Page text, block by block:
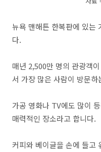
뉴욕 맨해튼 한복판에 있는
다.
매년 2,500만 명의 관광객
서 가장 많은 사람이 방문
가공 영화나 TV에도 많이
매력적인 장소라고 합니다.
커피와 베이글을 손에 들고